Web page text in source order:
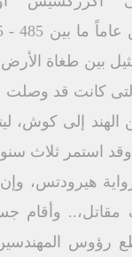
بين طغاة
التى كانت قد
إلى كوش،
استمر ثلاث
هيرودتس،
وأقام
المهندسين